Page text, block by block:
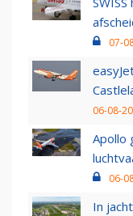
07-
06-08-
Apollo
06-
In